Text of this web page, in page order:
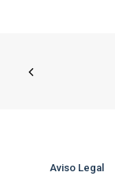
Aviso Legal